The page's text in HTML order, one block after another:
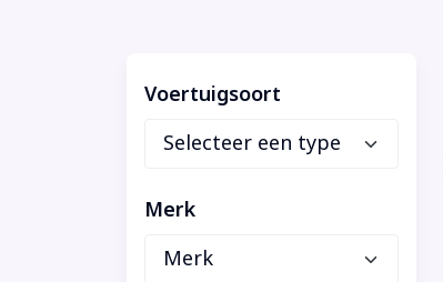
Voertuigsoort
Merk